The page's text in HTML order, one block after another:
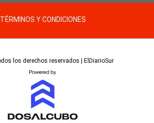
TÉRMINOS Y CONDICIONES
los derechos reservados | ElDiarioSur